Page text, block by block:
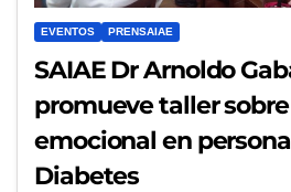
EVENTOS PRENSAIAE
SAIAE Dr Arnoldo
promueve taller
emocional en
Diabetes